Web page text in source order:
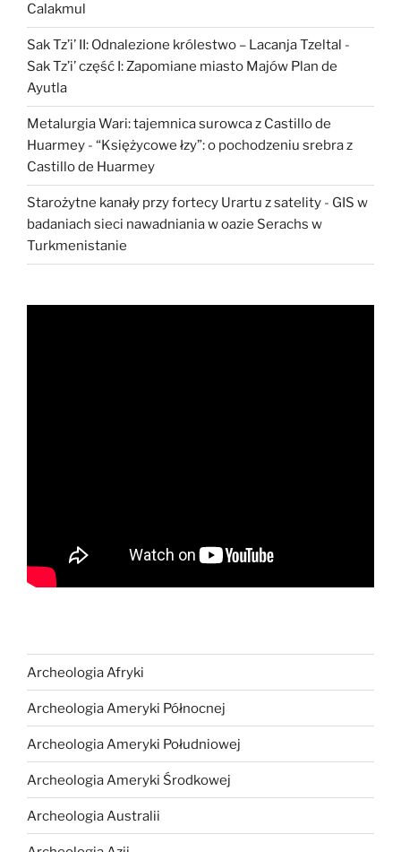
Calakmul
Sak Tz’i’ II: Odnalezione królestwo – Lacanja Tzeltal -
Sak Tz’i’ część I: Zapomiane miasto Majów Plan de
Ayutla
Metalurgia Wari: tajemnica surowca z Castillo de
Huarmey - “Księżycowe łzy”: o pochodzeniu srebra z
Castillo de Huarmey
Starożytne kanały przy fortecy Urartu z satelity - GIS w
badaniach sieci nawadniania w oazie Serachs w
Turkmenistanie
Archeologia Afryki
Archeologia Ameryki Północnej
Archeologia Ameryki Południowej
Archeologia Ameryki Środkowej
Archeologia Australii